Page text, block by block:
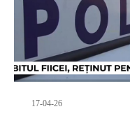
17-04-26